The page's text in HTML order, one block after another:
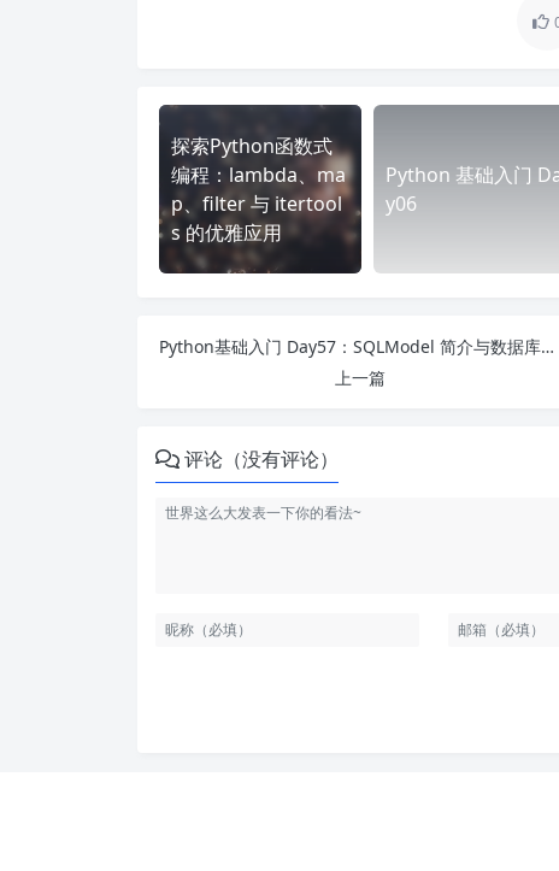
探索Python函数式
编程：lambda、ma
p、filter 与 itertool
s 的优雅应用
Python 基础入门
y06
Python基础入门 Day57：SQLModel 简介与数据库连接配置
上一篇
评论（没有评论）